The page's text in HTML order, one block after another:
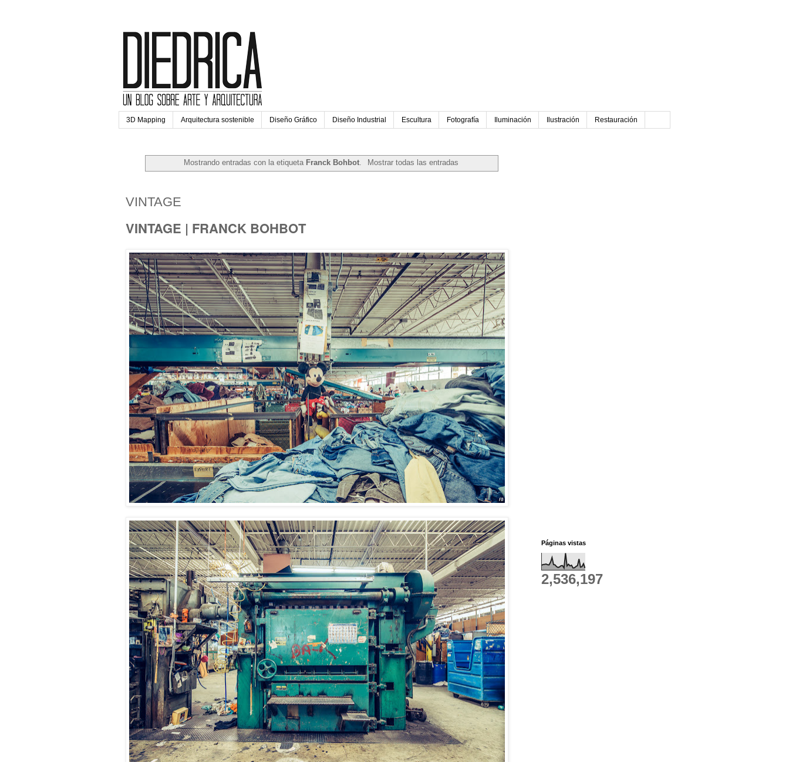
3D Mapping Arquitectura sostenible Diseño Gráfico Diseño Industrial Escultura Fotografía Iluminación Ilustración Restauración
Mostrando entradas con la etiqueta Franck Bohbot. Mostrar todas las entradas
VINTAGE
VINTAGE | FRANCK BOHBOT
Páginas vistas
2,536,197